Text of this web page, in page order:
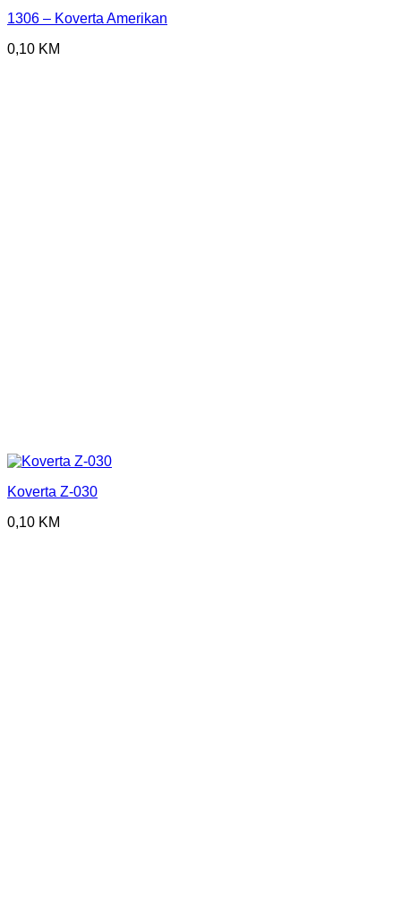
1306 – Koverta Amerikan
0,10 KM
Koverta Z-030
0,10 KM